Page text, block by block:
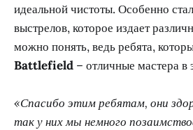
идеальной чистоты. Особенно
выстрелов, которое издает
можно понять, ведь ребята,
Battlefield – отличные мастера в
«Спасибо этим ребятам, они
так у них мы немного